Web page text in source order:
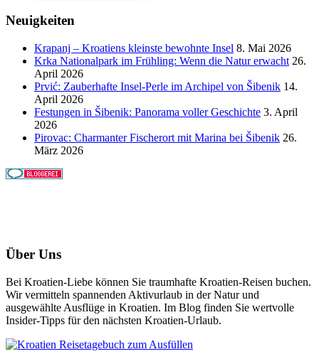
Neuigkeiten
Krapanj – Kroatiens kleinste bewohnte Insel 8. Mai 2026
Krka Nationalpark im Frühling: Wenn die Natur erwacht 26.
April 2026
Prvić: Zauberhafte Insel-Perle im Archipel von Šibenik 14.
April 2026
Festungen in Šibenik: Panorama voller Geschichte 3. April
2026
Pirovac: Charmanter Fischerort mit Marina bei Šibenik 26.
März 2026
Über Uns
Bei Kroatien-Liebe können Sie traumhafte Kroatien-Reisen buchen.
Wir vermitteln spannenden Aktivurlaub in der Natur und
ausgewählte Ausflüge in Kroatien. Im Blog finden Sie wertvolle
Insider-Tipps für den nächsten Kroatien-Urlaub.